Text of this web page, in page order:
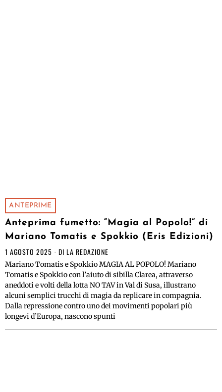
ANTEPRIME
Anteprima fumetto: “Magia al Popolo!” di
Mariano Tomatis e Spokkio (Eris Edizioni)
1 AGOSTO 2025 DI LA REDAZIONE
Mariano Tomatis e Spokkio MAGIA AL POPOLO! Mariano
Tomatis e Spokkio con l’aiuto di sibilla Clarea, attraverso
aneddoti e volti della lotta NO TAV in Val di Susa, illustrano
alcuni semplici trucchi di magia da replicare in compagnia.
Dalla repressione contro uno dei movimenti popolari più
longevi d’Europa, nascono spunti